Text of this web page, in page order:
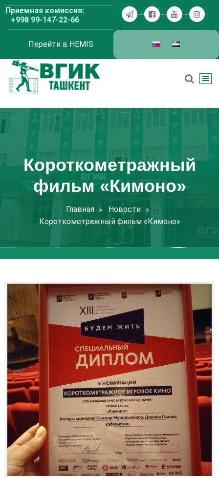
Перейти
содержимому
Приемная комиссия:
+998 99-147-22-66
Перейти в HEMIS
Короткометражный
фильм «Кимоно»
Главная
Новости
Короткометражный фильм «Кимоно»